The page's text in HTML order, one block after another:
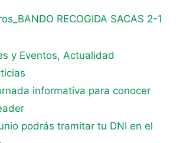
RECOGIDA SACAS 2-1
y Eventos,Actualidad
informativa para conocer
podrás tramitar tu DNI en el